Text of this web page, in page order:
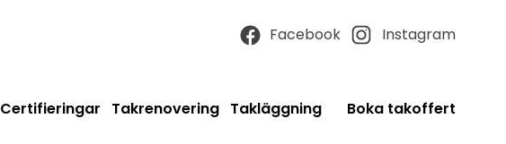
Facebook Instagram
Certifieringar Takrenovering Takläggning Boka takoffert